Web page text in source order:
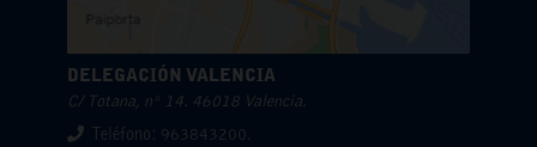
DELEGACIÓN VALENCIA
C/ Totana, nº 14. 46018 Valencia.
Teléfono: 963843200.